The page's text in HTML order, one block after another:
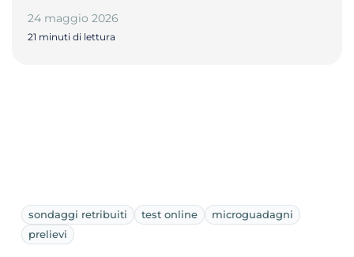
24 maggio 2026
21 minuti di lettura
sondaggi retribuiti test online
microguadagni
prelievi